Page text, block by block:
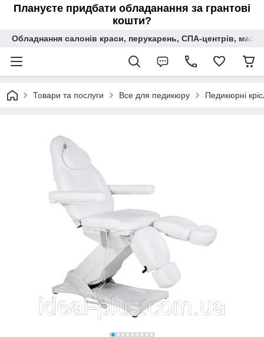
Плануєте придбати обладанання за грантові
кошти?
Обладнання салонів краси, перукарень, СПА-центрів,
Товари та послуги Все для педикюру Педикюрні